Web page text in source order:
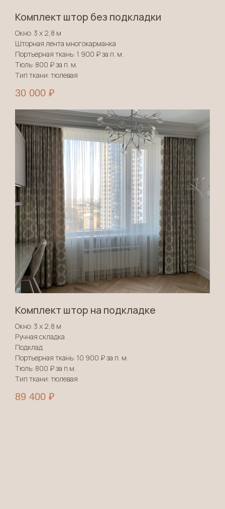
Комплект штор без подкладки
Окно: 3 х 2,8 м
Шторная лента многокарманка
Портьерная ткань: 1 900 ₽ за п. м.
Тюль: 800 ₽ за п. м.
Тип ткани: тюлевая
30 000 ₽
Комплект штор на подкладке
Окно: 3 х 2,8 м
Ручная складка
Подклад
Портьерная ткань: 10 900 ₽ за п. м.
Тюль: 800 ₽ за п.м.
Тип ткани: тюлевая
89 400 ₽